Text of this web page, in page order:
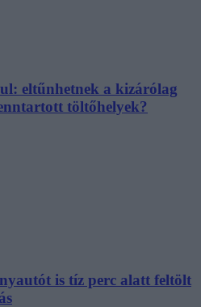
eltűnhetnek a kizárólag
töltőhelyek?
is tíz perc alatt feltölt